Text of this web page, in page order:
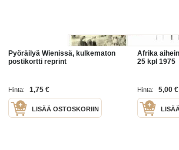
Pyöräilyä Wienissä, kulkematon
postikortti reprint
Hinta: 1,75 €
LISÄÄ OSTOSKORIIN
Afrika
25 kpl 1975
Hinta: 5,00 €